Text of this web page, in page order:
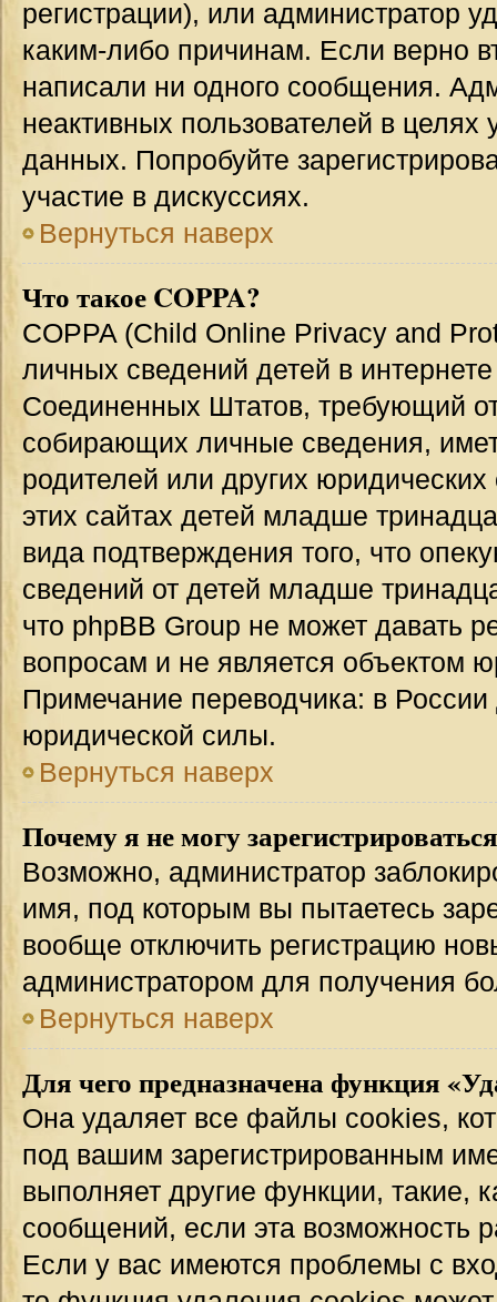
регистрации), или администратор
каким-либо причинам. Если верно
написали ни одного сообщения.
неактивных пользователей в
данных. Попробуйте
участие в дискуссиях.
Вернуться наверх
Что такое COPPA?
COPPA (Child Online Privacy and
личных сведений детей в
Соединенных Штатов, требующий
собирающих личные сведения,
родителей или других
этих сайтах детей младше
вида подтверждения того, что
сведений от детей младше
что phpBB Group не может давать
вопросам и не является объектом
Примечание переводчика: в
юридической силы.
Вернуться наверх
Почему я не могу
Возможно, администратор
имя, под которым вы пытаетесь
вообще отключить регистрацию
администратором для получения
Вернуться наверх
Для чего предназначена функция
Она удаляет все файлы cookies,
под вашим зарегистрированным
выполняет другие функции, такие,
сообщений, если эта возможность
Если у вас имеются проблемы с